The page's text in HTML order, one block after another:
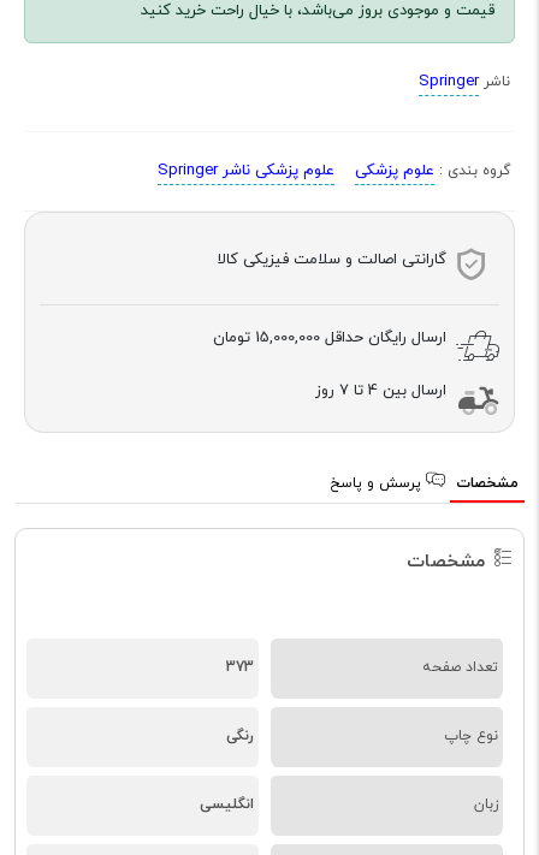
قیمت و موجودی بروز می‌باشد، با خیال راحت خرید کنید
ناشرSpringer
گروه بندی : علوم پزشکی علوم پزشکی ناشر Springer
گارانتی اصالت و سلامت فیزیکی کالا
ارسال رایگان حداقل 15,000,000 تومان
ارسال بین 4 تا 7 روز
مشخصات پرسش و پاسخ
مشخصات
تعداد صفحه 373
نوع چاپ رنگی
زبان انگلیسی